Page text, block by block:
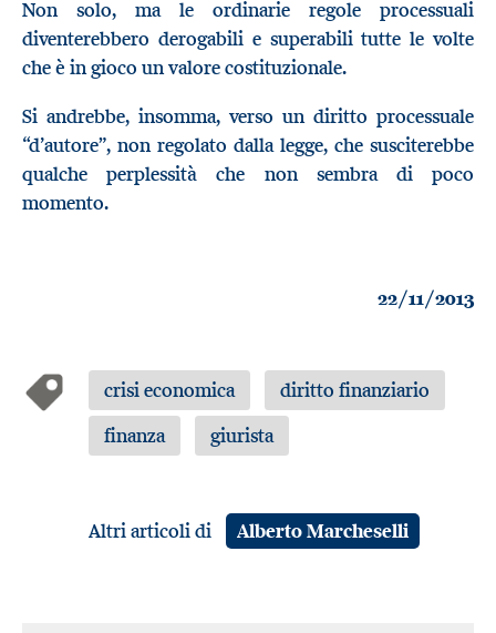
Non solo, ma le ordinarie regole processuali
diventerebbero derogabili e superabili tutte le volte
che è in gioco un valore costituzionale.
Si andrebbe, insomma, verso un diritto processuale
“d’autore”, non regolato dalla legge, che susciterebbe
qualche perplessità che non sembra di poco
momento.
22/11/2013
crisi economica
diritto finanziario
finanza
giurista
Altri articoli di Alberto Marcheselli